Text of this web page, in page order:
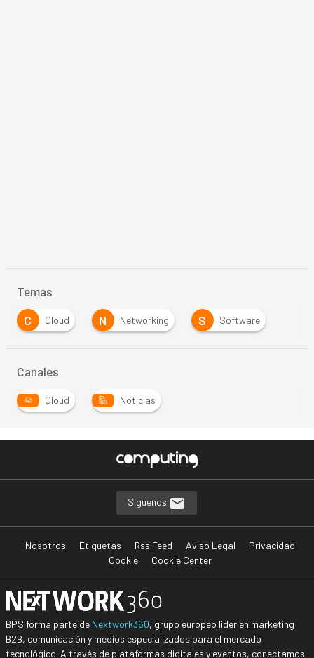
Temas
C
Cloud N Networking S Software
Canales
Cloud Noticias
Síguenos
Nosotros Etiquetas Rss Feed Aviso Legal
Privacidad
Cookie
Cookie Center
BPS forma parte de Nextwork360, grupo europeo líder en marketing
B2B, comunicación y medios especializados para el mercado
tecnológico. A través de plataformas digitales y eventos, conectamos